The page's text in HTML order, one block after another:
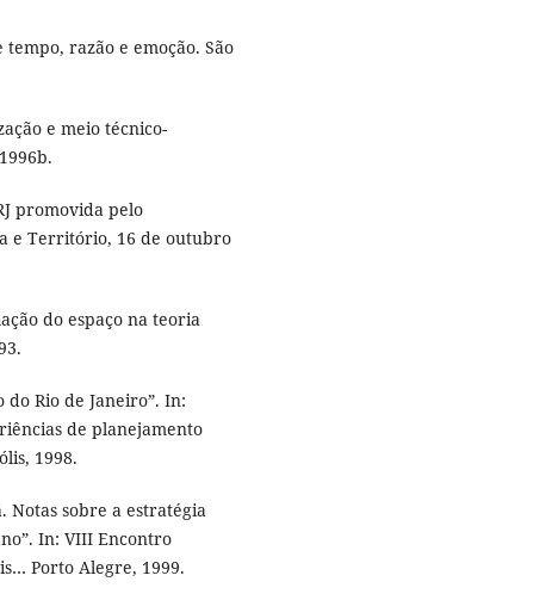
tempo, razão e emoção. São
e meio técnico-
promovida pelo
e Território, 16 de outubro
do espaço na teoria
do Rio de Janeiro”. In:
de planejamento
1998.
Notas sobre a estratégia
In: VIII Encontro
Porto Alegre, 1999.